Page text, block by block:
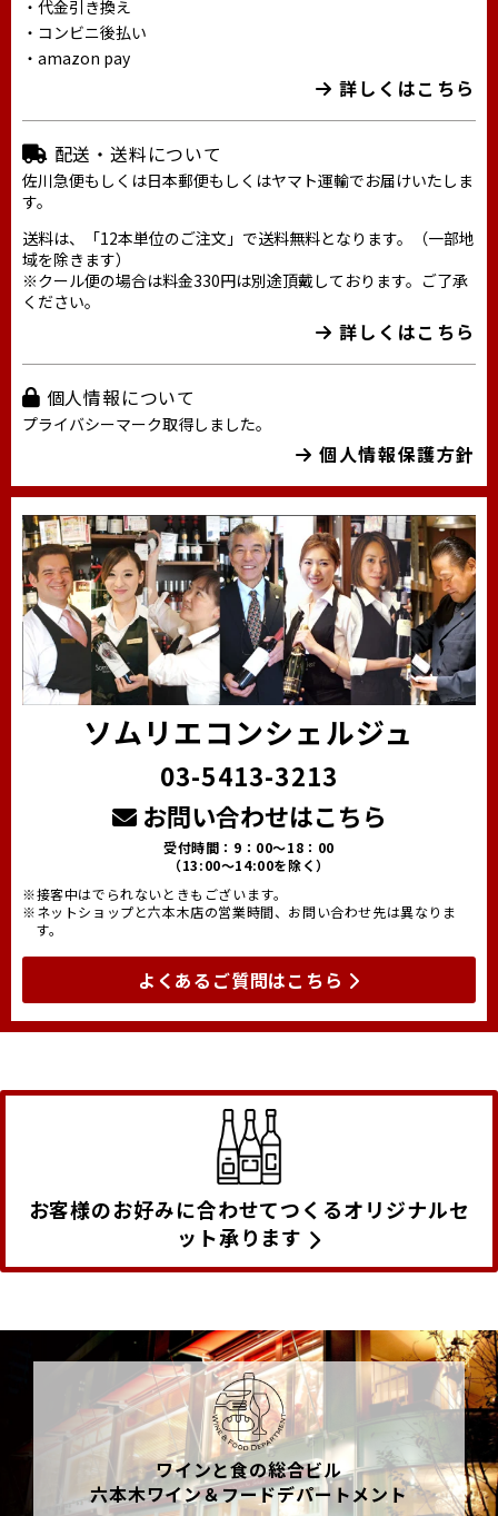
・代金引き換え
・コンビニ後払い
・amazon pay
詳しくはこちら
配送・送料について
佐川急便もしくは日本郵便もしくはヤマト運輸でお届けいたしま
す。
送料は、「12本単位のご注文」で送料無料となります。（一部地
域を除きます）
※クール便の場合は料金330円は別途頂戴しております。ご了承
ください。
詳しくはこちら
個人情報について
プライバシーマーク取得しました。
個人情報保護方針
ソムリエコンシェルジュ
03-5413-3213
お問い合わせはこちら
受付時間：9：00～18：00
（13:00～14:00を除く）
※接客中はでられないときもございます。
※ネットショップと六本木店の営業時間、お問い合わせ先は異なりま
す。
よくあるご質問はこちら
お客様のお好みに合わせてつくるオリジナルセ
ット承ります
ワインと食の総合ビル
六本木ワイン＆フードデパートメント